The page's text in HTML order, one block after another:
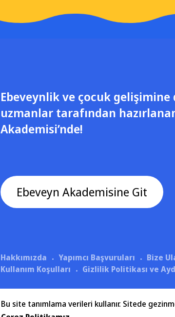
Bu site tanımlama verileri kullanır. Sitede
Ebeveynlik ve çocuk gelişimine
uzmanlar tarafından
Akademisi’nde!
Ebeveyn Akademisine Git
Hakkımızda Yapımcı Başvuruları
Bize
Kullanım Koşulları
Gizlilik Politikası ve